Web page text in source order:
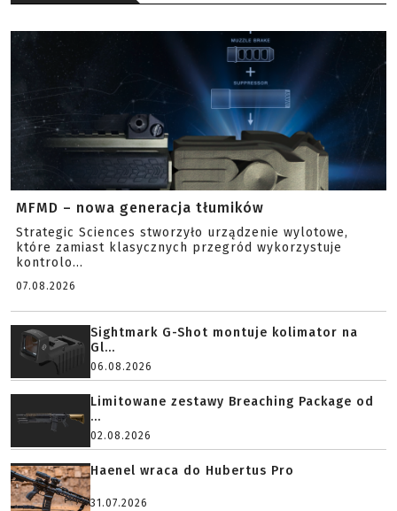
MFMD – nowa generacja tłumików
Strategic Sciences stworzyło urządzenie wylotowe,
które zamiast klasycznych przegród wykorzystuje
kontrolo...
07.08.2026
Sightmark G-Shot montuje kolimator na
Gl...
06.08.2026
Limitowane zestawy Breaching Package od
...
02.08.2026
Haenel wraca do Hubertus Pro
31.07.2026